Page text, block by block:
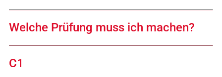
Welche Prüfung muss ich machen?
C1